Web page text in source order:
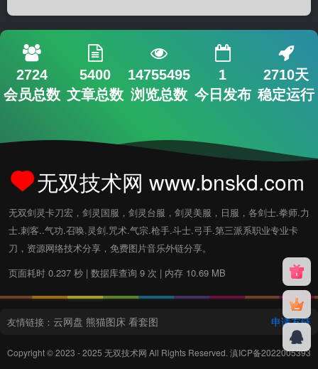
2724
会员总数
5400
文章总数
14755495
浏览总数
1
今日发布
2710天
稳定运行
无双技术网 www.bnskd.com
无双剑灵卡刀宏，剑灵国服，剑灵台服，剑灵美服，日服，各剑士.拳师.力
士.刺客..气功.召唤.灵剑.咒术.气宗.枪手.斗士.弓手.第三派系职业专业卡
刀，资源网络技术分享，免费图片音乐外链分享。
页面耗时 0.237 秒 | 数据库查询 9 次 | 内存 10.69 MB
友情链接： 云网盘 熊猫图床 看套图 申请友链
Copyright © 2023 - 2025 无双技术网 All Rights Reserved. 滇ICP备2022005393